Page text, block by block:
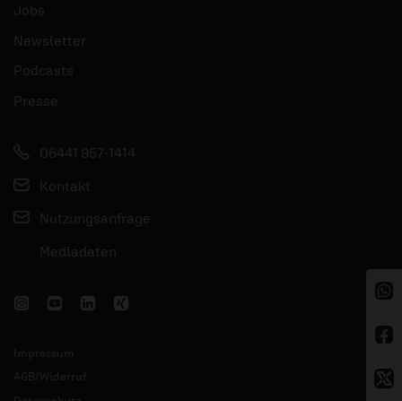
Jobs
Newsletter
Podcasts
Presse
06441 957-1414
Kontakt
Nutzungsanfrage
Mediadaten
Impressum
AGB/Widerruf